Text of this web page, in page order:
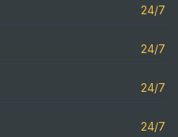
24/7
24/7
24/7
24/7